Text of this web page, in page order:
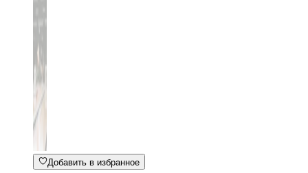
Добавить в избранное